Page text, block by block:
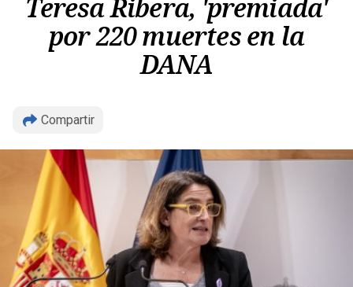
Teresa Ribera, 'premiada'
por 220 muertes en la
DANA
Compartir